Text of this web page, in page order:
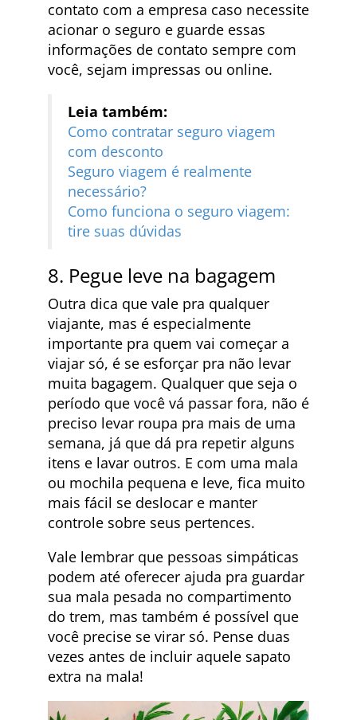
contato com a empresa caso necessite
acionar o seguro e guarde essas
informações de contato sempre com
você, sejam impressas ou online.
Leia também:
Como contratar seguro viagem
com desconto
Seguro viagem é realmente
necessário?
Como funciona o seguro viagem:
tire suas dúvidas
8. Pegue leve na bagagem
Outra dica que vale pra qualquer
viajante, mas é especialmente
importante pra quem vai começar a
viajar só, é se esforçar pra não levar
muita bagagem. Qualquer que seja o
período que você vá passar fora, não é
preciso levar roupa pra mais de uma
semana, já que dá pra repetir alguns
itens e lavar outros. E com uma mala
ou mochila pequena e leve, fica muito
mais fácil se deslocar e manter
controle sobre seus pertences.
Vale lembrar que pessoas simpáticas
podem até oferecer ajuda pra guardar
sua mala pesada no compartimento
do trem, mas também é possível que
você precise se virar só. Pense duas
vezes antes de incluir aquele sapato
extra na mala!